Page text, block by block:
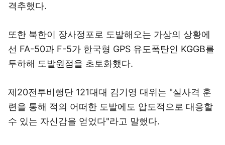
격추했다.
또한 북한이 장사정포로 도발해오는 가상의 상황에
선 FA-50과 F-5가 한국형 GPS 유도폭탄인 KGGB를
투하해 도발원점을 초토화했다.
제20전투비행단 121대대 김기영 대위는 "실사격 훈
련을 통해 적의 어떠한 도발에도 압도적으로 대응할
수 있는 자신감을 얻었다"라고 말했다.